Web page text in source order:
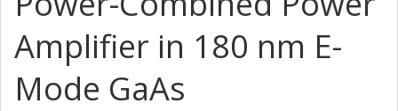
Amplifier in 180 nm E-
Mode GaAs